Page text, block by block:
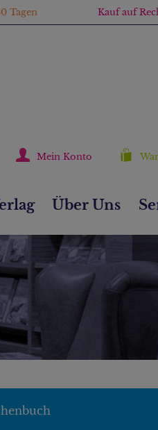
Tagen Kauf auf
Mein Konto
Über Uns